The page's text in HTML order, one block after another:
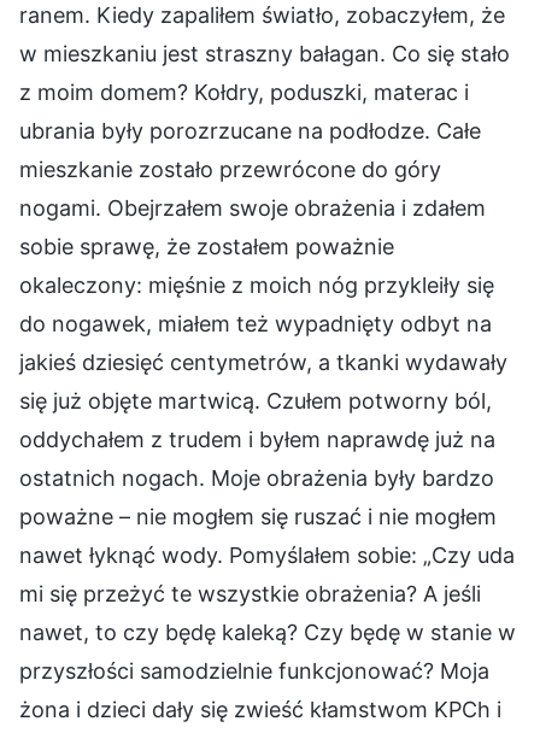
ranem. Kiedy zapaliłem światło, zobaczyłem, że
w mieszkaniu jest straszny bałagan. Co się stało
z moim domem? Kołdry, poduszki, materac i
ubrania były porozrzucane na podłodze. Całe
mieszkanie zostało przewrócone do góry
nogami. Obejrzałem swoje obrażenia i zdałem
sobie sprawę, że zostałem poważnie
okaleczony: mięśnie z moich nóg przykleiły się
do nogawek, miałem też wypadnięty odbyt na
jakieś dziesięć centymetrów, a tkanki wydawały
się już objęte martwicą. Czułem potworny ból,
oddychałem z trudem i byłem naprawdę już na
ostatnich nogach. Moje obrażenia były bardzo
poważne – nie mogłem się ruszać i nie mogłem
nawet łyknąć wody. Pomyślałem sobie: „Czy uda
mi się przeżyć te wszystkie obrażenia? A jeśli
nawet, to czy będę kaleką? Czy będę w stanie w
przyszłości samodzielnie funkcjonować? Moja
żona i dzieci dały się zwieść kłamstwom KPCh i